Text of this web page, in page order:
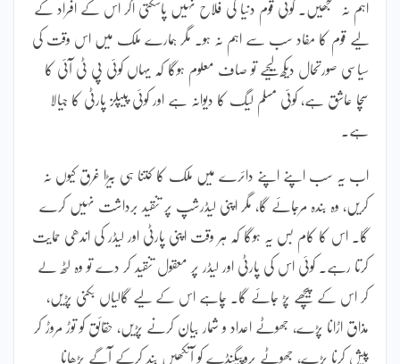
اہم نہ سمجھیں۔ کوئی قوم دنیا کی فلاح نہیں پاسکتی اگر اس کے افراد کے
لیے قوم کا مفاد سب سے اہم نہ ہو۔ مگر ہمارے ملک میں اس وقت کی
سیاسی صورتحال دیکھ لیجیے تو صاف معلوم ہوگا کہ یہاں کوئی پی ٹی آئی کا
سچا عاشق ہے، کوئی مسلم لیگ کا دیوانہ ہے اور کوئی پیپلز پارٹی کا جیالا
ہے۔
اب یہ سب اپنے اپنے دائرے میں ملک کا کتنا ہی بیڑا غرق کیوں نہ
کریں، وہ بندہ مرجائے گا، مگر اپنی لیڈرشپ پر تنقید برداشت نہیں کرے
گا۔ اس کا کام بس یہ ہوگا کہ ہر وقت اپنی پارٹی اور لیڈر کی اندھی حمایت
کرتا رہے۔ کوئی اس کی پارٹی اور لیڈر پر معقول تنقید کر دے تو وہ لٹھ لے
کر اس کے پیچھے پڑ جائے گا۔ چاہے اس کے لیے گالیاں بکنی پڑیں،
مذاق اڑانا پڑے، جھوٹے اعداد و شمار بیان کرنے پڑیں، حقائق کو توڑ مروڑ کر
پیش کرنا پڑے، جھوٹے پروپیگنڈے کو آنکھیں بند کرکے آگے بڑھانا